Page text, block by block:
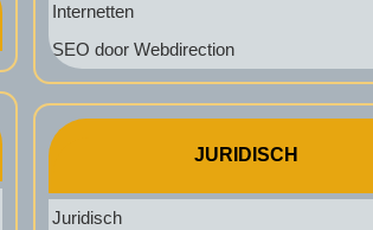
Internetten
SEO door Webdirection
JURIDISCH
Juridisch